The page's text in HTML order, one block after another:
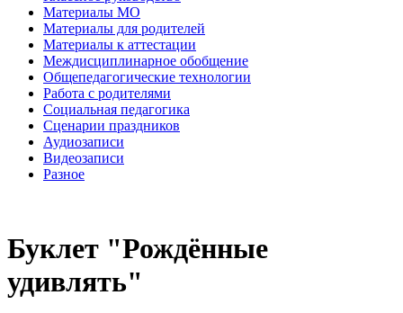
Материалы МО
Материалы для родителей
Материалы к аттестации
Междисциплинарное обобщение
Общепедагогические технологии
Работа с родителями
Социальная педагогика
Сценарии праздников
Аудиозаписи
Видеозаписи
Разное
Буклет "Рождённые
удивлять"